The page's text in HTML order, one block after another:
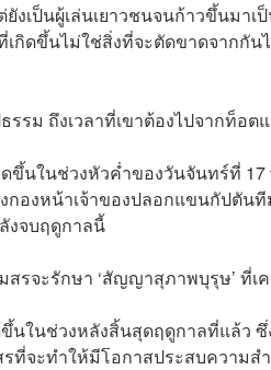
เป็นผู้เล่นเยาวชนจนก้าวขึ้นมาเ
กิดขึ้นไม่ใช่สิ่งที่จะตัดขาดจากกัน
รรม ถึงเวลาที่เขาต้องไปจากท็อต
ขึ้นในช่วงหัวค่ำของวันจันทร์ที่
กองหน้าเจ้าของปลอกแขนกัปตัน
งจบฤดูกาลนี้
สรจะรักษา ‘สัญญาสุภาพบุรุษ’ ที่
ในช่วงหลังสิ้นสุดฤดูกาลที่แล้ว ซึ่
ที่จะทำให้มีโอกาสประสบความส